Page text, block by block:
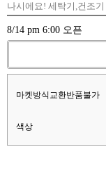
나시에요! 세탁기,건조
8/14 pm 6:00 오픈
마켓방식교환반품불가
색상